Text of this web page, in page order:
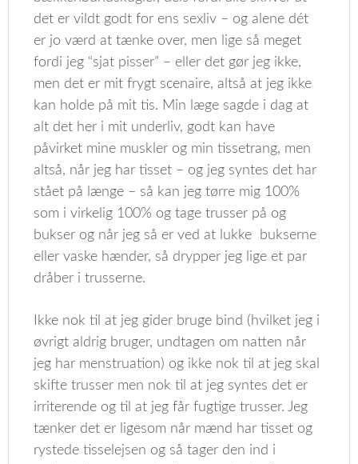
det er vildt godt for ens sexliv – og alene dét
er jo værd at tænke over, men lige så meget
fordi jeg “sjat pisser” – eller det gør jeg ikke,
men det er mit frygt scenaire, altså at jeg ikke
kan holde på mit tis. Min læge sagde i dag at
alt det her i mit underliv, godt kan have
påvirket mine muskler og min tissetrang, men
altså, når jeg har tisset – og jeg syntes det har
stået på længe – så kan jeg tørre mig 100%
som i virkelig 100% og tage trusser på og
bukser og når jeg så er ved at lukke bukserne
eller vaske hænder, så drypper jeg lige et par
dråber i trusserne.
Ikke nok til at jeg gider bruge bind (hvilket jeg i
øvrigt aldrig bruger, undtagen om natten når
jeg har menstruation) og ikke nok til at jeg skal
skifte trusser men nok til at jeg syntes det er
irriterende og til at jeg får fugtige trusser. Jeg
tænker det er ligesom når mænd har tisset og
rystede tisselejsen og så tager den ind i